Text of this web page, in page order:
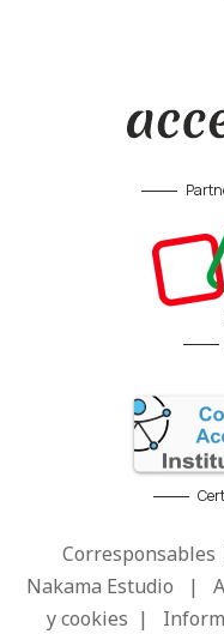
Nakama Estudio |
y cookies |